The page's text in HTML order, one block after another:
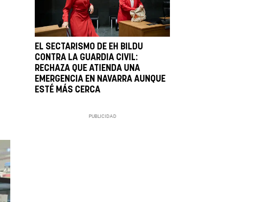
EL SECTARISMO DE EH BILDU
CONTRA LA GUARDIA CIVIL:
RECHAZA QUE ATIENDA UNA
EMERGENCIA EN NAVARRA AUNQUE
ESTÉ MÁS CERCA